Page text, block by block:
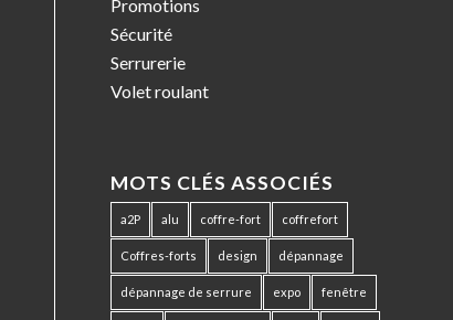
Promotions
Sécurité
Serrurerie
Volet roulant
MOTS CLÉS ASSOCIÉS
a2P alu coffre-fort coffrefort
Coffres-forts design dépannage
dépannage de serrure expo fenêtre